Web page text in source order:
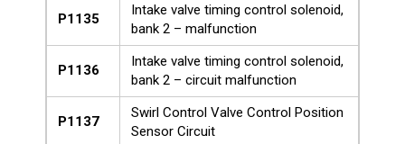
P1135
Intake valve timing control solenoid,
bank 2 – malfunction
P1136
Intake valve timing control solenoid,
bank 2 – circuit malfunction
P1137
Swirl Control Valve Control Position
Sensor Circuit